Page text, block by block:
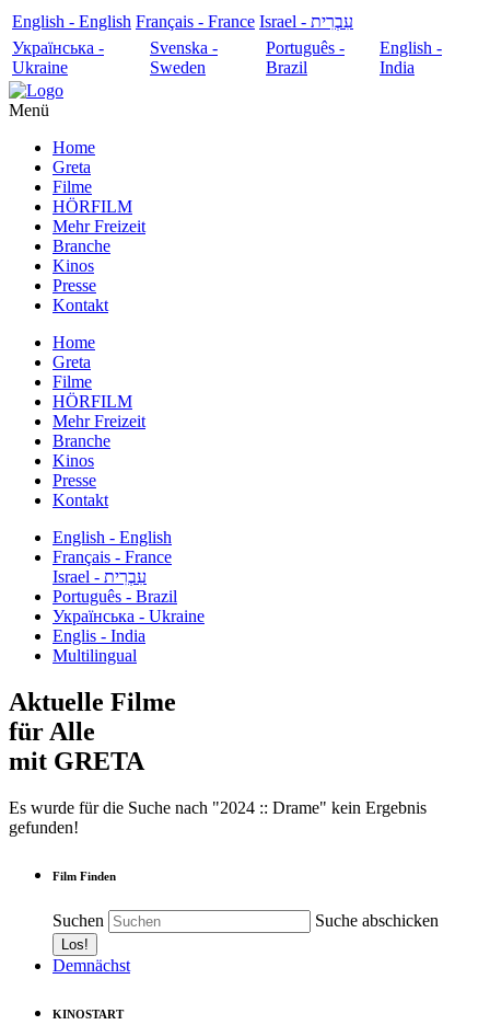
English - English Français - France
עִבְרִית - Israel
Українська -
Ukraine
Svenska -
Sweden
Português -
Brazil
English -
India
Menü
Home
Greta
Filme
HÖRFILM
Mehr Freizeit
Branche
Kinos
Presse
Kontakt
Home
Greta
Filme
HÖRFILM
Mehr Freizeit
Branche
Kinos
Presse
Kontakt
English - English
Français - France
עִבְרִית - Israel
Português - Brazil
Українська - Ukraine
Englis - India
Multilingual
Aktuelle Filme
für Alle
mit GRETA
Es wurde für die Suche nach "2024 :: Drame" kein Ergebnis
gefunden!
Film Finden
Suchen Suche abschicken
Demnächst
KINOSTART